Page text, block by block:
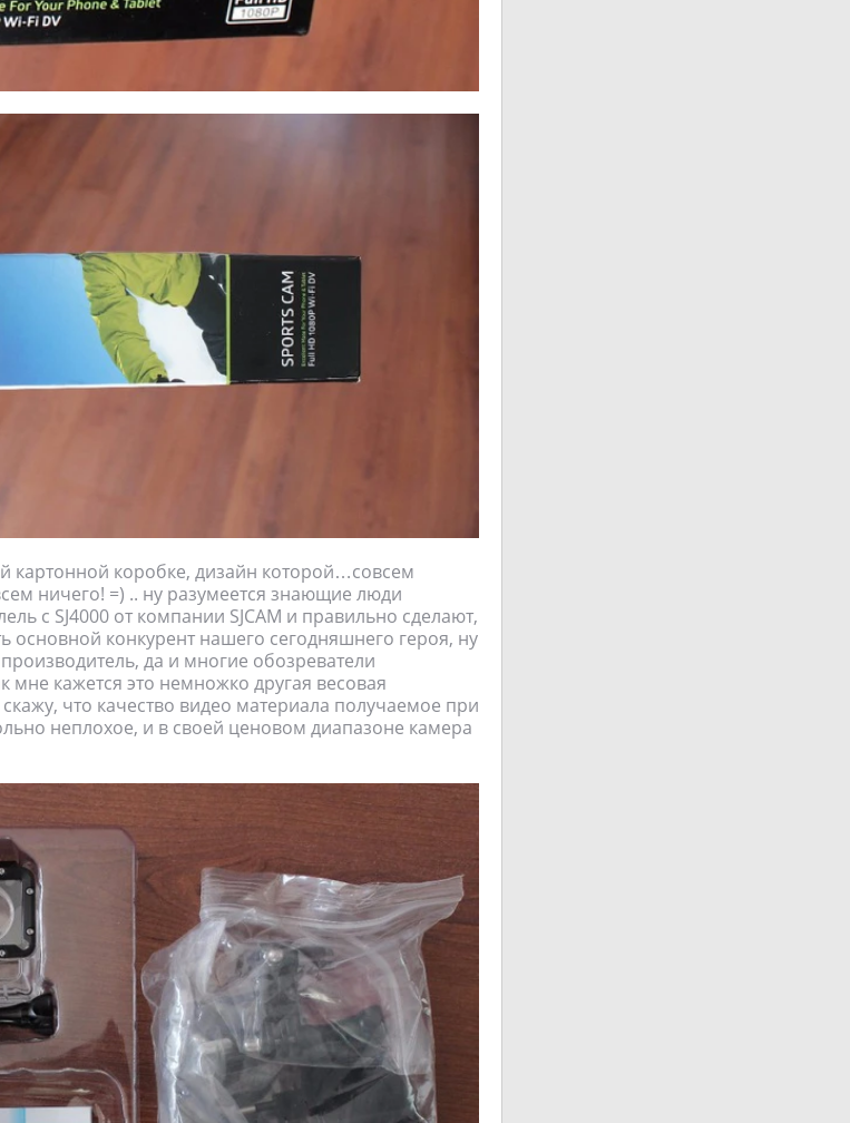
картонной коробке, дизайн которой…совсем
ничего! =) .. ну разумеется знающие люди
с SJ4000 от компании SJCAM и правильно сделают,
основной конкурент нашего сегодняшнего героя, ну
да и многие обозреватели
мне кажется это немножко другая весовая
скажу, что качество видео материала получаемое при
неплохое, и в своей ценовом диапазоне камера